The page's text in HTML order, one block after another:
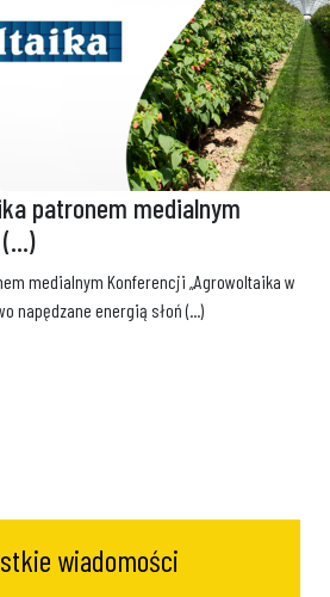
patronem medialnym
medialnym Konferencji „Agrowoltaika w
napędzane energią słoń (...)
wiadomości